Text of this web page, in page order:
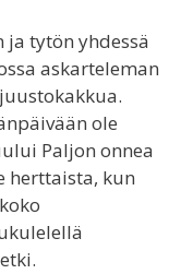
tytön yhdessä
askarteleman
ole
Paljon onnea
herttaista, kun